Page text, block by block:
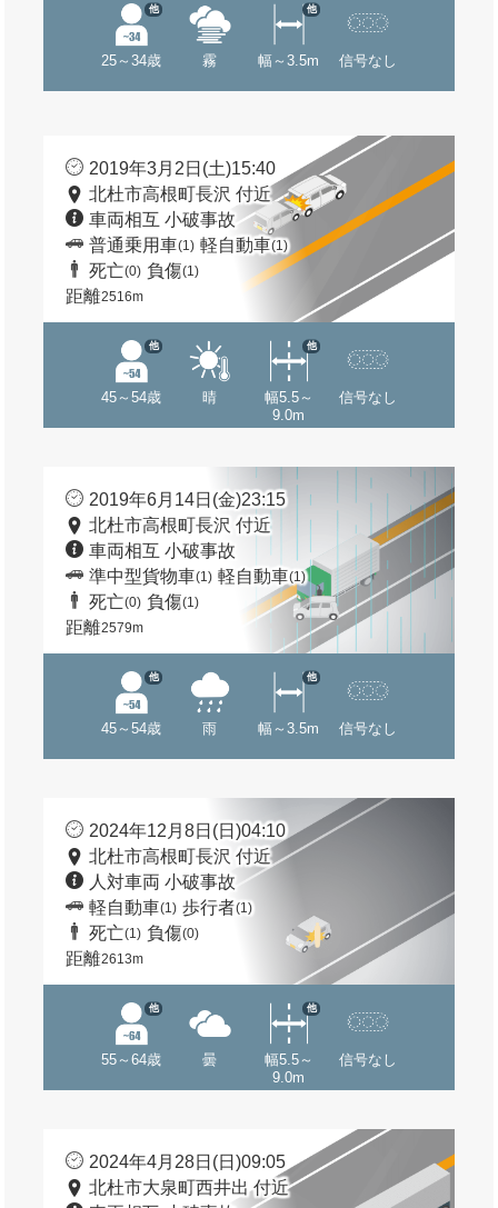
25～34歳
他
霧 幅～3.5m
他
信号なし
2019年3月2日(土)15:40
北杜市高根町長沢 付近
車両相互 小破事故
普通乗用車(1) 軽自動車(1)
死亡(0) 負傷(1)
距離2516m
45～54歳
他
晴
幅5.5～
9.0m
他
信号なし
2019年6月14日(金)23:15
北杜市高根町長沢 付近
車両相互 小破事故
準中型貨物車(1) 軽自動車(1)
死亡(0) 負傷(1)
距離2579m
45～54歳
他
雨 幅～3.5m
他
信号なし
2024年12月8日(日)04:10
北杜市高根町長沢 付近
人対車両 小破事故
軽自動車(1) 歩行者(1)
死亡(1) 負傷(0)
距離2613m
55～64歳
他
曇
幅5.5～
9.0m
他
信号なし
2024年4月28日(日)09:05
北杜市大泉町西井出 付近